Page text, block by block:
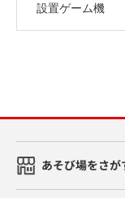
設置ゲーム機
あそび場をさが